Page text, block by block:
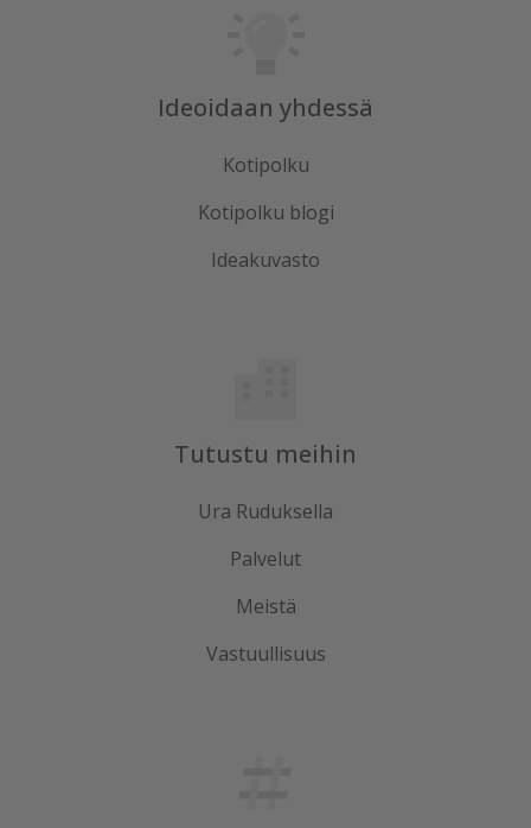
Ideoidaan yhdessä
Kotipolku
Kotipolku blogi
Ideakuvasto
Tutustu meihin
Ura Ruduksella
Palvelut
Meistä
Vastuullisuus